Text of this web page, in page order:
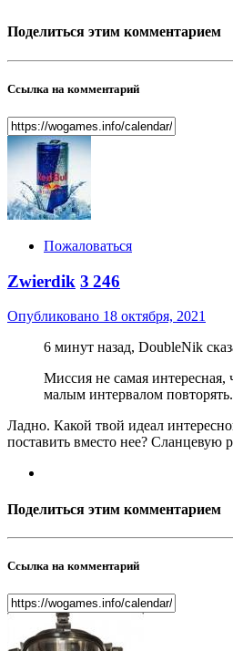
Поделиться этим комментарием
Ссылка на комментарий
Пожаловаться
Zwierdik 3 246
Опубликовано 18 октября, 2021
6 минут назад, DoubleNik
Миссия не самая интересная,
малым интервалом повторять.
Ладно. Какой твой идеал
поставить вместо нее? Сланцевую
Поделиться этим комментарием
Ссылка на комментарий